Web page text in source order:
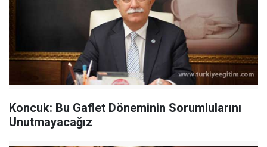
Koncuk: Bu Gaflet Döneminin Sorumlularını
Unutmayacağız